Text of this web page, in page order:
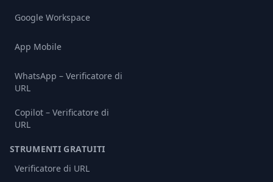
Google Workspace
App Mobile
WhatsApp – Verificatore di
URL
Copilot – Verificatore di
URL
STRUMENTI GRATUITI
Verificatore di URL